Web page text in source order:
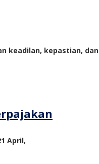
keadilan, kepastian, dan
April,